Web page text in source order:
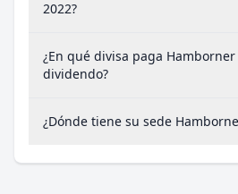
2022?
¿En qué divisa paga Hamborner
dividendo?
¿Dónde tiene su sede